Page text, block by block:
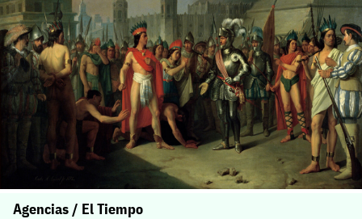
Agencias / El Tiempo